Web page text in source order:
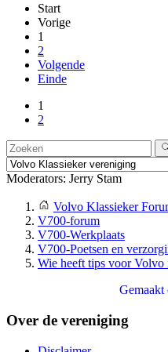
Start
Vorige
1
2
Volgende
Einde
1
2
Moderators: Jerry Stam
Volvo Klassieker
V700-forum
V700-Werkplaats
V700-Poetsen en
Wie heeft tips voor
Gemaakt
Over de vereniging